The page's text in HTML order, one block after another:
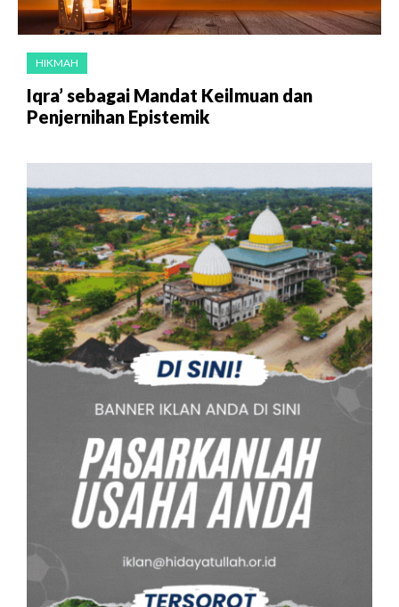
HIKMAH
Iqra’ sebagai Mandat Keilmuan dan
Penjernihan Epistemik